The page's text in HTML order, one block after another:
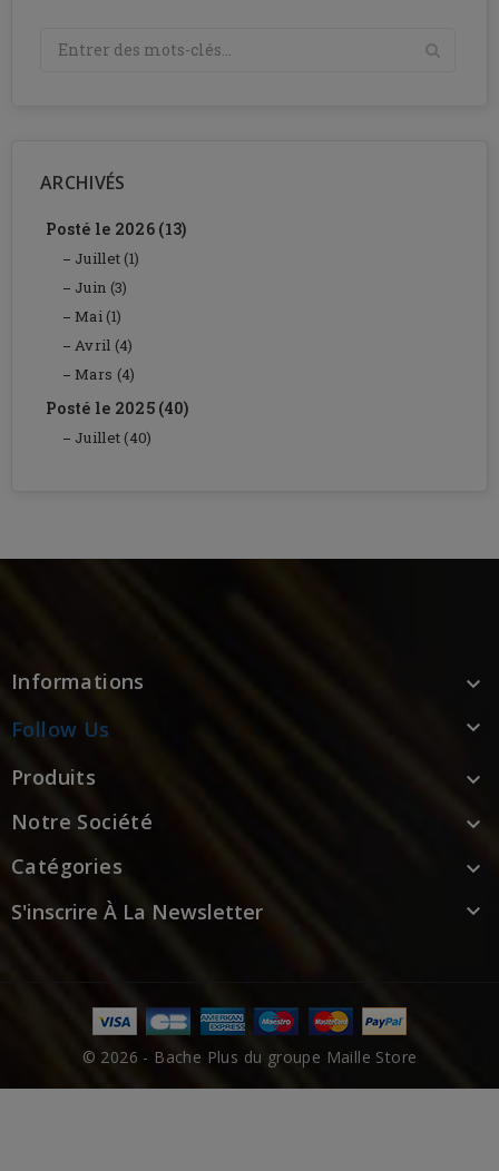
ARCHIVÉS
Posté le 2026 (13)
Juillet (1)
Juin (3)
Mai (1)
Avril (4)
Mars (4)
Posté le 2025 (40)
Juillet (40)
Informations

Follow Us

Produits

Notre Société

Catégories

S'inscrire À La Newsletter

© 2026 - Bache Plus du groupe Maille Store